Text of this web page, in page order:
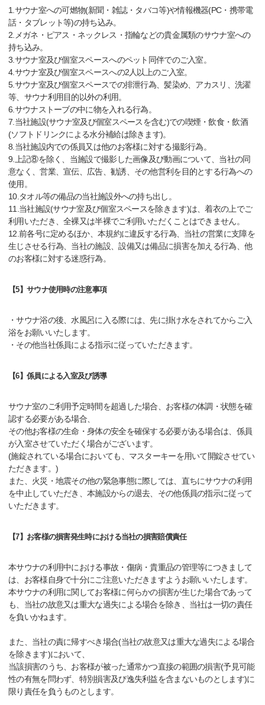
1.サウナ室への可燃物(新聞・雑誌・タバコ等)や情報機器(PC・携帯電
話・タブレット等)の持ち込み。
2.メガネ・ピアス・ネックレス・指輪などの貴金属類のサウナ室への
持ち込み。
3.サウナ室及び個室スペースへのペット同伴でのご入室。
4.サウナ室及び個室スペースへの2人以上のご入室。
5.サウナ室及び個室スペースでの排泄行為、髪染め、アカスリ、洗濯
等、サウナ利用目的以外の利用。
6.サウナストーブの中に物を入れる行為。
7.当社施設(サウナ室及び個室スペースを含む)での喫煙・飲食・飲酒
(ソフトドリンクによる水分補給は除きます)。
8.当社施設内での係員又は他のお客様に対する撮影行為。
9.上記⑧を除く、当施設で撮影した画像及び動画について、当社の同
意なく、営業、宣伝、広告、勧誘、その他営利を目的とする行為への
使用。
10.タオル等の備品の当社施設外への持ち出し。
11.当社施設(サウナ室及び個室スペースを除きます)は、着衣の上でご
利用いただき、全裸又は半裸でご利用いただくことはできません。
12.前各号に定めるほか、本規約に違反する行為、当社の営業に支障を
生じさせる行為、当社の施設、設備又は備品に損害を加える行為、他
のお客様に対する迷惑行為。
【5】サウナ使用時の注意事項
・サウナ浴の後、水風呂に入る際には、先に掛け水をされてからご入
浴をお願いいたします。
・その他当社係員による指示に従っていただきます。
【6】係員による入室及び誘導
サウナ室のご利用予定時間を超過した場合、お客様の体調・状態を確
認する必要がある場合、
その他お客様の生命・身体の安全を確保する必要がある場合は、係員
が入室させていただく場合がございます。
(施錠されている場合においても、マスターキーを用いて開錠させてい
ただきます。)
また、火災・地震その他の緊急事態に際しては、直ちにサウナの利用
を中止していただき、本施設からの退去、その他係員の指示に従って
いただきます。
【7】お客様の損害発生時における当社の損害賠償責任
本サウナの利用中における事故・傷病・貴重品の管理等につきまして
は、お客様自身で十分にご注意いただきますようお願いいたします。
本サウナの利用に関してお客様に何らかの損害が生じた場合であって
も、当社の故意又は重大な過失による場合を除き、当社は一切の責任
を負いかねます。
また、当社の責に帰すべき場合(当社の故意又は重大な過失による場合
を除きます)において、
当該損害のうち、お客様が被った通常かつ直接の範囲の損害(予見可能
性の有無を問わず、特別損害及び逸失利益を含まないものとします)に
限り責任を負うものとします。